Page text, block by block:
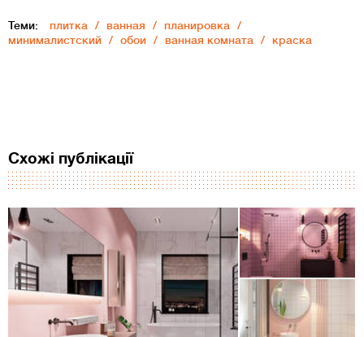
Теми: плитка ванная
планировка
минималистский
обои ванная комната краска
Схожі публікації